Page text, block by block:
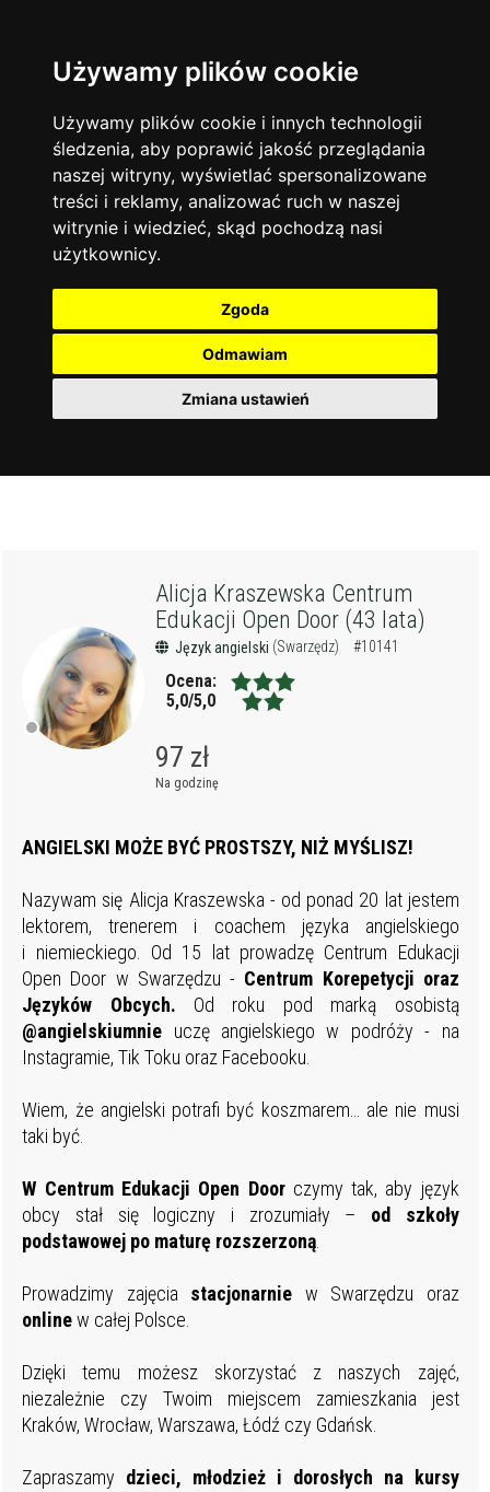
Używamy plików cookie
Używamy plików cookie i innych technologii
śledzenia, aby poprawić jakość przeglądania
naszej witryny, wyświetlać spersonalizowane
treści i reklamy, analizować ruch w naszej
witrynie i wiedzieć, skąd pochodzą nasi
użytkownicy.
Zgoda
Odmawiam
Zmiana ustawień
Język angielski 13744
Matematyka 12928
Chemia 4886
Język niemiecki 4307
Język polski 3426
Fizyka
Język francuski
Warszawa
Korepetycje
Online
14838
Kraków 7753
Wrocław
Łódź 3513
Gdańsk 2075
Alicja Kraszewska Centrum
Edukacji Open Door (43 lata)
Język angielski (Swarzędz) #10141
Ocena:
5,0/5,0
97 zł
Na godzinę
ANGIELSKI MOŻE BYĆ PROSTSZY, NIŻ MYŚLISZ!
Nazywam się Alicja Kraszewska - od ponad 20 lat jestem
lektorem, trenerem i coachem języka angielskiego
i niemieckiego. Od 15 lat prowadzę Centrum Edukacji
Open Door w Swarzędzu - Centrum Korepetycji oraz
Języków Obcych. Od roku pod marką osobistą
@angielskiumnie uczę angielskiego w podróży - na
Instagramie, Tik Toku oraz Facebooku.
Wiem, że angielski potrafi być koszmarem… ale nie musi
taki być.
W Centrum Edukacji Open Doorczymy tak, aby język
obcy stał się logiczny i zrozumiały – od szkoły
podstawowej po maturę rozszerzoną.
Prowadzimy zajęcia stacjonarnie w Swarzędzu oraz
onlinew całej Polsce.
Dzięki temu możesz skorzystać z naszych zajęć,
niezależnie czy Twoim miejscem zamieszkania jest
Kraków, Wrocław, Warszawa, Łódź czy Gdańsk.
Zapraszamy dzieci, młodzież i dorosłych na kursy